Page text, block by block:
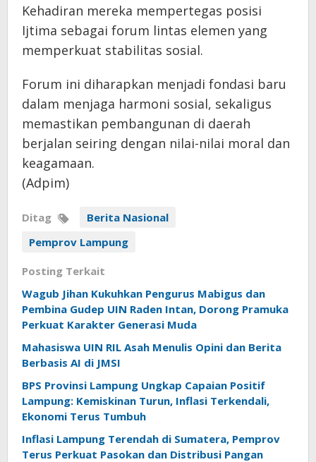
Kehadiran mereka mempertegas posisi
Ijtima sebagai forum lintas elemen yang
memperkuat stabilitas sosial.
Forum ini diharapkan menjadi fondasi baru
dalam menjaga harmoni sosial, sekaligus
memastikan pembangunan di daerah
berjalan seiring dengan nilai-nilai moral dan
keagamaan.
(Adpim)
Ditag
Berita Nasional
Pemprov Lampung
Posting Terkait
Wagub Jihan Kukuhkan Pengurus Mabigus dan
Pembina Gudep UIN Raden Intan, Dorong Pramuka
Perkuat Karakter Generasi Muda
Mahasiswa UIN RIL Asah Menulis Opini dan Berita
Berbasis AI di JMSI
BPS Provinsi Lampung Ungkap Capaian Positif
Lampung: Kemiskinan Turun, Inflasi Terkendali,
Ekonomi Terus Tumbuh
Inflasi Lampung Terendah di Sumatera, Pemprov
Terus Perkuat Pasokan dan Distribusi Pangan